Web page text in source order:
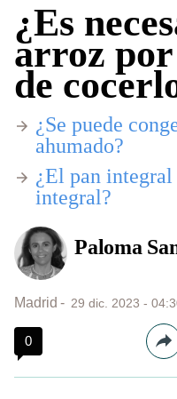
¿Es
arroz por
de
¿Se puede
ahumado?
​¿El pan integral
integral?
Paloma
Madrid 29 dic. 2023 -
0